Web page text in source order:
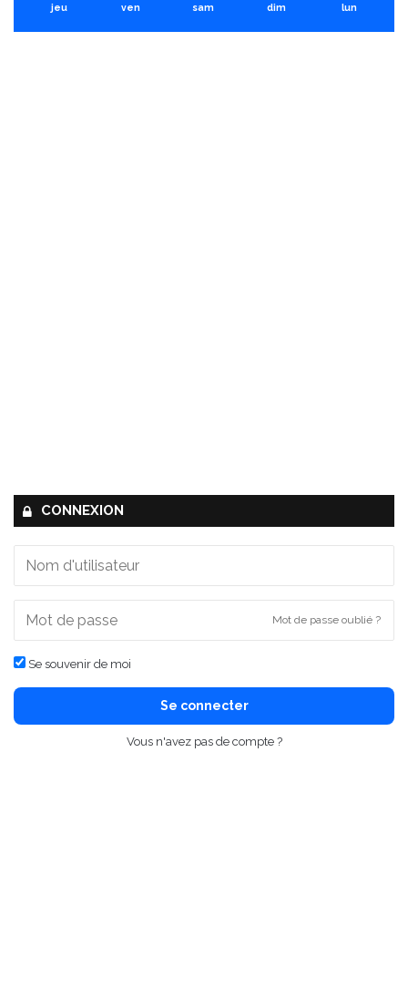
jeu ven sam dim lun
CONNEXION
Mot de passe oublié ?
Se souvenir de moi
Se connecter
Vous n'avez pas de compte ?